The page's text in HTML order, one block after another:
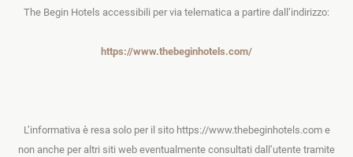
The Begin Hotels accessibili per via telematica a partire dall’indirizzo:
https://www.thebeginhotels.com/
L’informativa è resa solo per il sito https://www.thebeginhotels.com e
non anche per altri siti web eventualmente consultati dall’utente tramite